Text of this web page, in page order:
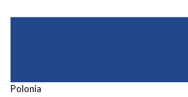
Polonia